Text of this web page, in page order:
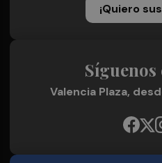
¡Quiero
Síguenos
Valencia Plaza,